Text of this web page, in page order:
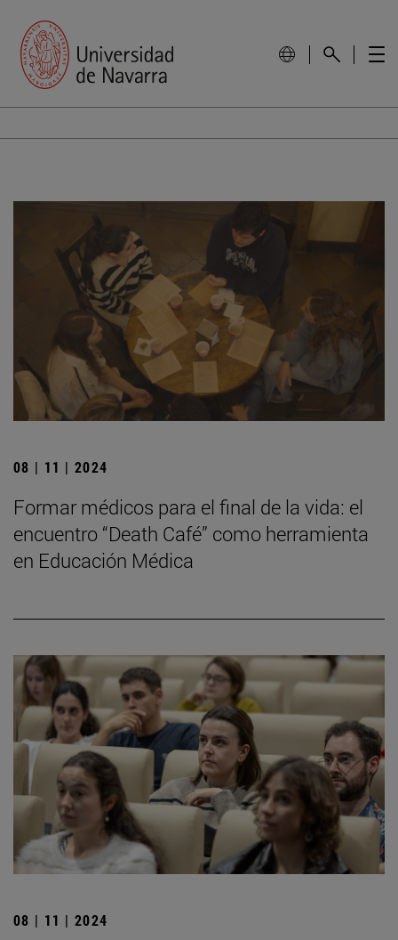
08 | 11 | 2024
Formar médicos para el final de la vida: el
encuentro “Death Café” como herramienta
en Educación Médica
08 | 11 | 2024